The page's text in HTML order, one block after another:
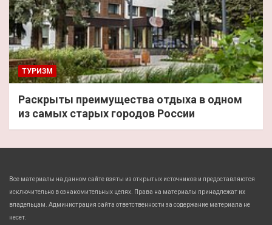
ТУРИЗМ
Раскрыты преимущества отдыха в одном
из самых старых городов России
Все материалы на данном сайте взяты из открытых источников и предоставляются
исключительно в ознакомительных целях. Права на материалы принадлежат их
владельцам. Администрация сайта ответственности за содержание материала не
несет.